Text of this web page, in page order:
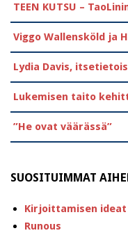
TEEN KUTSU –
Viggo Wallensköld ja
Lydia Davis,
Lukemisen taito
”He ovat väärässä”
SUOSITUIMMAT
Kirjoittamisen ideat
Runous